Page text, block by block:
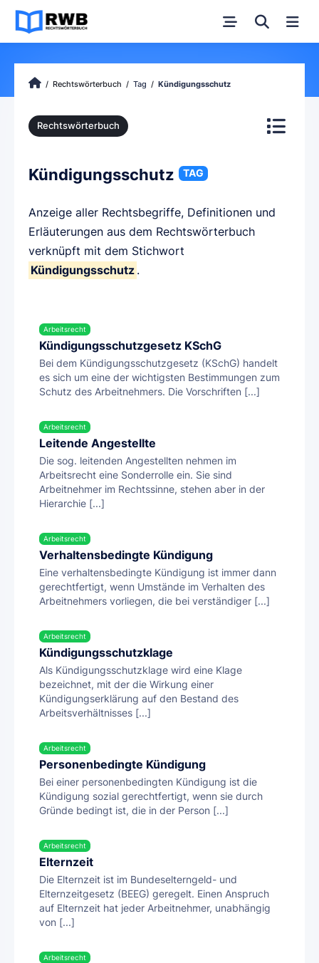
Rechtswörterbuch Tag Kündigungsschutz
Rechtswörterbuch
Kündigungsschutz TAG
Anzeige aller Rechtsbegriffe, Definitionen und
Erläuterungen aus dem Rechtswörterbuch
verknüpft mit dem Stichwort
Kündigungsschutz .
Arbeitsrecht
Kündigungsschutzgesetz KSchG
Bei dem Kündigungsschutzgesetz (KSchG) handelt
es sich um eine der wichtigsten Bestimmungen zum
Schutz des Arbeitnehmers. Die Vorschriften [...]
Arbeitsrecht
Leitende Angestellte
Die sog. leitenden Angestellten nehmen im
Arbeitsrecht eine Sonderrolle ein. Sie sind
Arbeitnehmer im Rechtssinne, stehen aber in der
Hierarchie [...]
Arbeitsrecht
Verhaltensbedingte Kündigung
Eine verhaltensbedingte Kündigung ist immer dann
gerechtfertigt, wenn Umstände im Verhalten des
Arbeitnehmers vorliegen, die bei verständiger [...]
Arbeitsrecht
Kündigungsschutzklage
Als Kündigungsschutzklage wird eine Klage
bezeichnet, mit der die Wirkung einer
Kündigungserklärung auf den Bestand des
Arbeitsverhältnisses [...]
Arbeitsrecht
Personenbedingte Kündigung
Bei einer personenbedingten Kündigung ist die
Kündigung sozial gerechtfertigt, wenn sie durch
Gründe bedingt ist, die in der Person [...]
Arbeitsrecht
Elternzeit
Die Elternzeit ist im Bundeselterngeld- und
Elternzeitgesetz (BEEG) geregelt. Einen Anspruch
auf Elternzeit hat jeder Arbeitnehmer, unabhängig
von [...]
Arbeitsrecht